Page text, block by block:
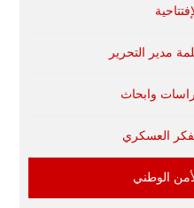
مدير التحرير
وابحاث
العسكري
الوطني